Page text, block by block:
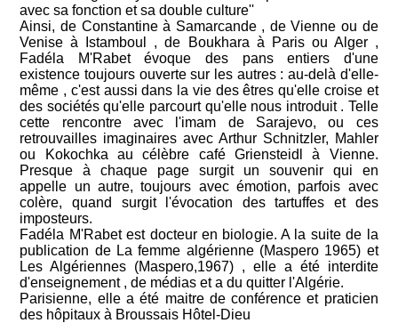
avec sa fonction et sa double culture''
Ainsi, de Constantine à Samarcande , de Vienne ou de
Venise à Istamboul , de Boukhara à Paris ou Alger ,
Fadéla M'Rabet évoque des pans entiers d'une
existence toujours ouverte sur les autres : au-delà d'elle-
même , c'est aussi dans la vie des êtres qu'elle croise et
des sociétés qu'elle parcourt qu'elle nous introduit . Telle
cette rencontre avec l'imam de Sarajevo, ou ces
retrouvailles imaginaires avec Arthur Schnitzler, Mahler
ou Kokochka au célèbre café Griensteidl à Vienne.
Presque à chaque page surgit un souvenir qui en
appelle un autre, toujours avec émotion, parfois avec
colère, quand surgit l'évocation des tartuffes et des
imposteurs.
Fadéla M'Rabet est docteur en biologie. A la suite de la
publication de La femme algérienne (Maspero 1965) et
Les Algériennes (Maspero,1967) , elle a été interdite
d'enseignement , de médias et a du quitter l'Algérie.
Parisienne, elle a été maitre de conférence et praticien
des hôpitaux à Broussais Hôtel-Dieu